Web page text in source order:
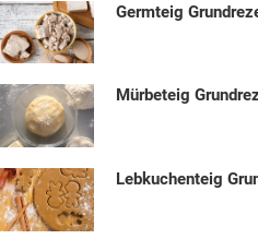
Germteig
Mürbeteig
Lebkuchenteig